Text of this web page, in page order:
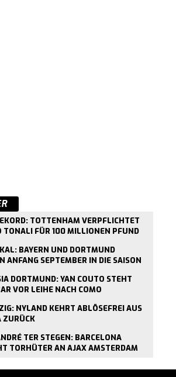
TOTTENHAM VERPFLICHTET
TONALI FÜR 100 MILLIONEN PFUND
BAYERN UND DORTMUND
ANFANG SEPTEMBER IN DIE SAISON
DORTMUND: YAN COUTO STEHT
VOR LEIHE NACH COMO
NYLAND KEHRT ABLÖSEFREI AUS
ZURÜCK
TER STEGEN: BARCELONA
TORHÜTER AN AJAX AMSTERDAM